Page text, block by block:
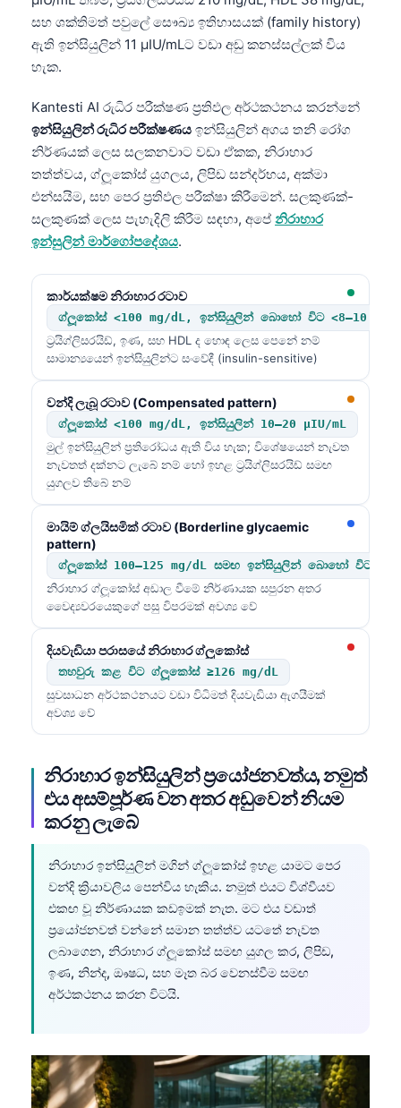
සහ ශක්තිමත් පවුලේ සෞඛ්‍ය ඉතිහාසයක් (family history)
ඇති ඉන්සියුලින් 11 µIU/mLට වඩා අඩු කනස්සල්ලක් විය
හැක.
Kantesti AI රුධිර පරීක්ෂණ ප්‍රතිඵල අර්ථකථනය කරන්නේ
ඉන්සියුලින් රුධිර පරීක්ෂණය ඉන්සියුලින් අගය තනි රෝග
නිර්ණයක් ලෙස සලකනවාට වඩා ඒකක, නිරාහාර
තත්ත්වය, ග්ලූකෝස් යුගලය, ලිපිඩ සන්දර්භය, අක්මා
එන්සයිම, සහ පෙර ප්‍රතිඵල පරීක්ෂා කිරීමෙන්. සලකුණක්-
සලකුණක් ලෙස පැහැදිලි කිරීම සඳහා, අපේ නිරාහාර
ඉන්සුලින් මාර්ගෝපදේශය.
කාර්යක්ෂම නිරාහාර රටාව
ග්ලූකෝස් <100 mg/dL, ඉන්සියුලින් බොහෝ විට <8–10 µIU/
ට්‍රයිග්ලිසරයිඩ්, ඉණ, සහ HDL ද හොඳ ලෙස පෙනේ නම්
සාමාන්‍යයෙන් ඉන්සියුලින්ට සංවේදී (insulin-sensitive)
වන්දි ලැබූ රටාව (Compensated pattern)
ග්ලූකෝස් <100 mg/dL, ඉන්සියුලින් 10–20 µIU/mL
මුල් ඉන්සියුලින් ප්‍රතිරෝධය ඇති විය හැක; විශේෂයෙන් නැවත
නැවතත් දක්නට ලැබේ නම් හෝ ඉහළ ට්‍රයිග්ලිසරයිඩ් සමඟ
යුගලව තිබේ නම්
මායිම් ග්ලයිසමික් රටාව (Borderline glycaemic
pattern)
ග්ලූකෝස් 100–125 mg/dL සමඟ ඉන්සියුලින් බොහෝ විට
නිරාහාර ග්ලූකෝස් අඩාල වීමේ නිර්ණායක සපුරන අතර
වෛද්‍යවරයෙකුගේ පසු විපරමක් අවශ්‍ය වේ
දියවැඩියා පරාසයේ නිරාහාර ග්ලූකෝස්
තහවුරු කළ විට ග්ලූකෝස් ≥126 mg/dL
සුවසාධන අර්ථකථනයට වඩා විධිමත් දියවැඩියා ඇගයීමක්
අවශ්‍ය වේ
නිරාහාර ඉන්සියුලින් ප්‍රයෝජනවත්ය, නමුත්
එය අසම්පූර්ණ වන අතර අඩුවෙන් නියම
කරනු ලැබේ
නිරාහාර ඉන්සියුලින් මගින් ග්ලූකෝස් ඉහළ යාමට පෙර
වන්දි ක්‍රියාවලිය පෙන්විය හැකිය. නමුත් එයට විශ්වීයව
එකඟ වූ නිර්ණායක කඩඉමක් නැත. මට එය වඩාත්
ප්‍රයෝජනවත් වන්නේ සමාන තත්ත්ව යටතේ නැවත
ලබාගෙන, නිරාහාර ග්ලූකෝස් සමඟ යුගල කර, ලිපිඩ,
ඉණ, නින්ද, ඖෂධ, සහ මෑත බර වෙනස්වීම සමඟ
අර්ථකථනය කරන විටයි.